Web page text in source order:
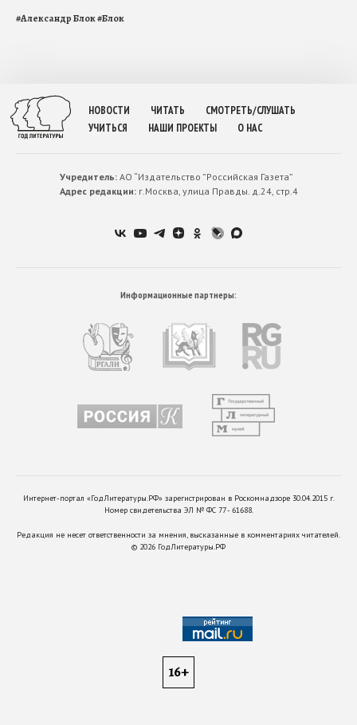
#Александр Блок#Блок
НОВОСТИ ЧИТАТЬ
СМОТРЕТЬ/СЛУШАТЬ
УЧИТЬСЯ
НАШИ ПРОЕКТЫ О НАС
Учредитель:АО “Издательство ”Российская Газета”
Адрес редакции:г.Москва, улица Правды. д.24, стр.4
Информационные партнеры:
Интернет-портал «ГодЛитературы.РФ» зарегистрирован в Роскомнадзоре 30.04.2015 г.
Номер свидетельства ЭЛ № ФС 77 - 61688.
Редакция не несет ответственности за мнения, высказанные в комментариях читателей.
© 2026 ГодЛитературы.РФ
16+